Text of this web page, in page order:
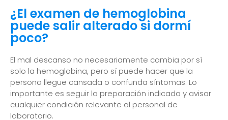
¿El examen de hemoglobina
puede salir alterado si dormí
poco?
El mal descanso no necesariamente cambia por sí
solo la hemoglobina, pero sí puede hacer que la
persona llegue cansada o confunda síntomas. Lo
importante es seguir la preparación indicada y avisar
cualquier condición relevante al personal de
laboratorio.